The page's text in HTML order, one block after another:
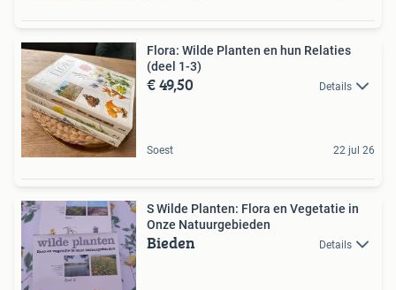
Flora: Wilde Planten en hun Relaties
(deel 1-3)
€ 49,50 Details
Soest 22 jul 26
S Wilde Planten: Flora en Vegetatie in
Onze Natuurgebieden
Bieden Details